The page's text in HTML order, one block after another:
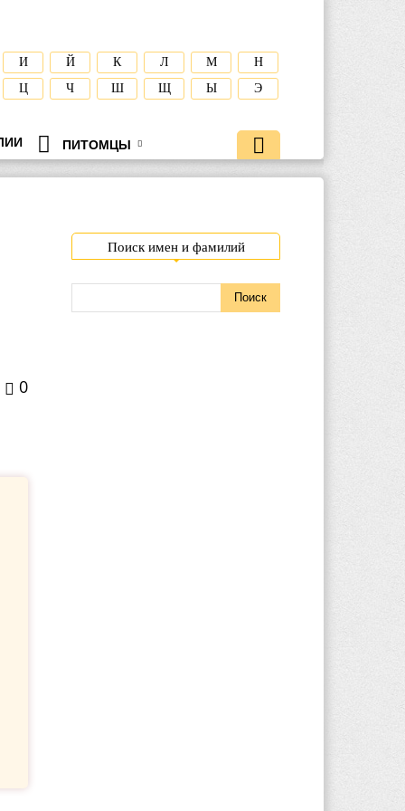
И Й К Л М
Н
Ц
Ч Ш Щ Ы Э
ПИТОМЦЫ
0
Поиск имен и фамилий